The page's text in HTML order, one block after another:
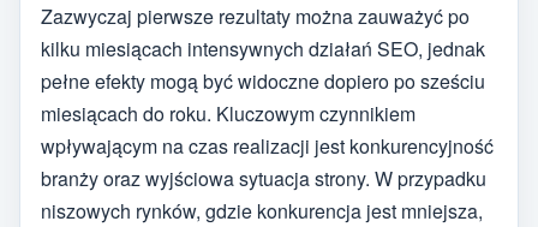
Zazwyczaj pierwsze rezultaty można zauważyć po
kilku miesiącach intensywnych działań SEO, jednak
pełne efekty mogą być widoczne dopiero po sześciu
miesiącach do roku. Kluczowym czynnikiem
wpływającym na czas realizacji jest konkurencyjność
branży oraz wyjściowa sytuacja strony. W przypadku
niszowych rynków, gdzie konkurencja jest mniejsza,